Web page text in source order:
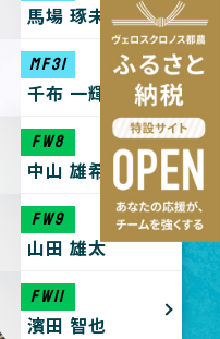
馬場 琢未
MF31
千布 一輝
FW8
中山 雄希
FW9
山田 雄太
FW11
濱田 智也